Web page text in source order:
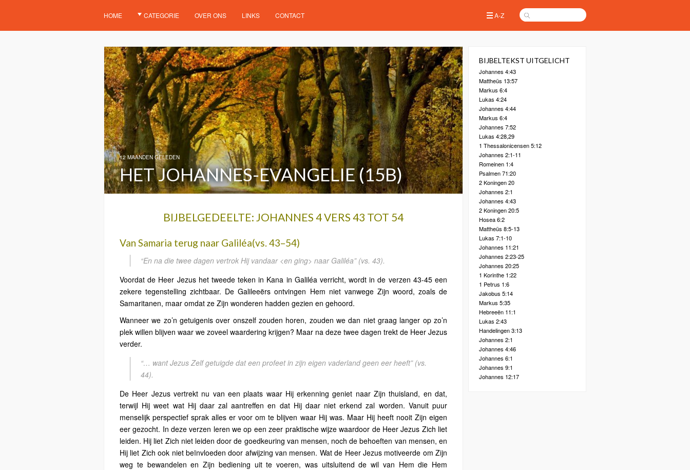
HOME CATEGORIE OVER ONS LINKS CONTACT A-Z
12 MAANDEN GELEDEN
HET JOHANNES-EVANGELIE (15B)
BIJBELGEDEELTE: JOHANNES 4 VERS 43 TOT 54
Van Samaria terug naar Galiléa(vs. 43–54)
“En na die twee dagen vertrok Hij vandaar <en ging> naar Galiléa” (vs. 43).
Voordat de Heer Jezus het tweede teken in Kana in Galiléa verricht, wordt in de verzen 43-45 een
zekere tegenstelling zichtbaar. De Galileeërs ontvingen Hem niet vanwege Zijn woord, zoals de
Samaritanen, maar omdat ze Zijn wonderen hadden gezien en gehoord.
Wanneer we zo’n getuigenis over onszelf zouden horen, zouden we dan niet graag langer op zo’n
plek willen blijven waar we zoveel waardering krijgen? Maar na deze twee dagen trekt de Heer Jezus
verder.
“… want Jezus Zelf getuigde dat een profeet in zijn eigen vaderland geen eer heeft” (vs.
44).
De Heer Jezus vertrekt nu van een plaats waar Hij erkenning geniet naar Zijn thuisland, en dat,
terwijl Hij weet wat Hij daar zal aantreffen en dat Hij daar niet erkend zal worden. Vanuit puur
menselijk perspectief sprak alles er voor om te blijven waar Hij was. Maar Hij heeft nooit Zijn eigen
eer gezocht. In deze verzen leren we op een zeer praktische wijze waardoor de Heer Jezus Zich liet
leiden. Hij liet Zich niet leiden door de goedkeuring van mensen, noch de behoeften van mensen, en
Hij liet Zich ook niet beïnvloeden door afwijzing van mensen. Wat de Heer Jezus motiveerde om Zijn
weg te bewandelen en Zijn bediening uit te voeren, was uitsluitend de wil van Hem die Hem
BIJBELTEKST UITGELICHT
Johannes 4:43
Mattheüs 13:57
Markus 6:4
Lukas 4:24
Johannes 4:44
Markus 6:4
Johannes 7:52
Lukas 4:28,29
1 Thessalonicensen 5:12
Johannes 2:1-11
Romeinen 1:4
Psalmen 71:20
2 Koningen 20
Johannes 2:1
Johannes 4:43
2 Koningen 20:5
Hosea 6:2
Mattheüs 8:5-13
Lukas 7:1-10
Johannes 11:21
Johannes 2:23-25
Johannes 20:25
1 Korinthe 1:22
1 Petrus 1:6
Jakobus 5:14
Markus 5:35
Hebreeën 11:1
Lukas 2:43
Handelingen 3:13
Johannes 2:1
Johannes 4:46
Johannes 6:1
Johannes 9:1
Johannes 12:17